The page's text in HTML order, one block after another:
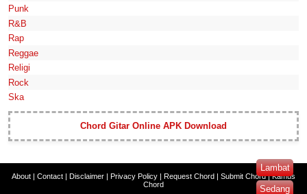
Lambat
Sedang
Punk
R&B
Rap
Reggae
Religi
Rock
Ska
Chord Gitar Online APK Download
About Contact Disclaimer Privacy Policy Request Chord Submit Chord|Kamus
Chord